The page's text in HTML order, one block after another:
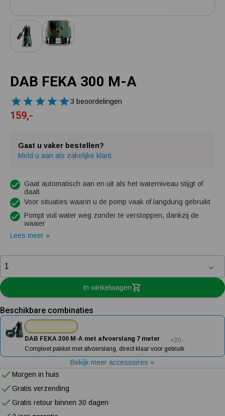
DAB FEKA 300 M-A
3 beoordelingen
159,-
Gaat u vaker bestellen?
Meld u aan als zakelijke klant
Gaat automatisch aan en uit als het waterniveau stijgt of
daalt
Voor situaties waarin u de pomp vaak of langdurig gebruikt
Pompt vuil water weg zonder te verstoppen, dankzij de
waaier
Lees meer »
In winkelwagen
Beschikbare combinaties
MEEST POPULAIR
DAB FEKA 300 M-A met afvoerslang 7 meter
+20,-
Compleet pakket met afvoerslang, direct klaar voor gebruik
Bekijk meer accessoires »
Morgen in huis
Gratis verzending
Gratis retour binnen 30 dagen